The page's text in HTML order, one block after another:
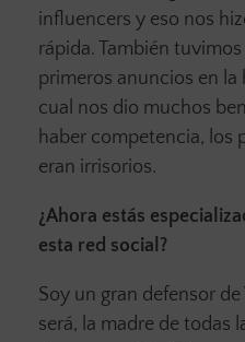
influencers y eso nos
rápida. También
primeros anuncios en la
cual nos dio muchos
haber competencia, los
eran irrisorios.
¿Ahora estás
esta red social?
Soy un gran defensor de
será, la madre de todas